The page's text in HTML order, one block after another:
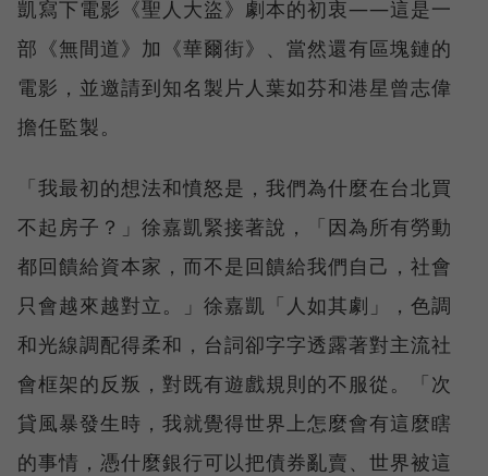
凱寫下電影《聖人大盜》劇本的初衷——這是一
部《無間道》加《華爾街》、當然還有區塊鏈的
電影，並邀請到知名製片人葉如芬和港星曾志偉
擔任監製。
「我最初的想法和憤怒是，我們為什麼在台北買
不起房子？」徐嘉凱緊接著說，「因為所有勞動
都回饋給資本家，而不是回饋給我們自己，社會
只會越來越對立。」徐嘉凱「人如其劇」，色調
和光線調配得柔和，台詞卻字字透露著對主流社
會框架的反叛，對既有遊戲規則的不服從。「次
貸風暴發生時，我就覺得世界上怎麼會有這麼瞎
的事情，憑什麼銀行可以把債券亂賣、世界被這